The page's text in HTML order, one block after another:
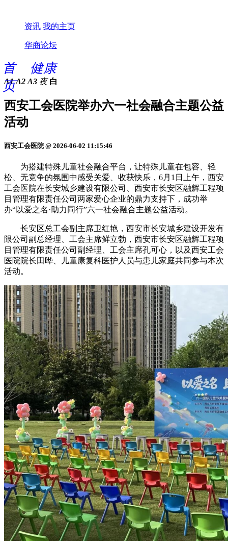
资讯 我的主页
华商论坛
首
页
健康
A1 A2 A3 夜 白
西安工会医院举办六一社会融合主题公益
活动
西安工会医院 @ 2026-06-02 11:15:46
为搭建特殊儿童社会融合平台，让特殊儿童在包容、轻
松、无竞争的氛围中感受关爱、收获快乐，6月1日上午，西安
工会医院在长安城乡建设有限公司、西安市长安区融辉工程项
目管理有限责任公司两家爱心企业的鼎力支持下，成功举
办“以爱之名·助力同行”六一社会融合主题公益活动。
长安区总工会副主席卫红艳，西安市长安城乡建设开发有
限公司副总经理、工会主席鲜立勃，西安市长安区融辉工程项
目管理有限责任公司副经理、工会主席孔可心，以及西安工会
医院院长田晔、儿童康复科医护人员与患儿家庭共同参与本次
活动。